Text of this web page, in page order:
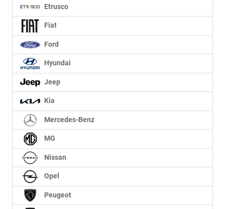
Etrusco
Fiat
Ford
Hyundai
Jeep
Kia
Mercedes-Benz
MG
Nissan
Opel
Peugeot